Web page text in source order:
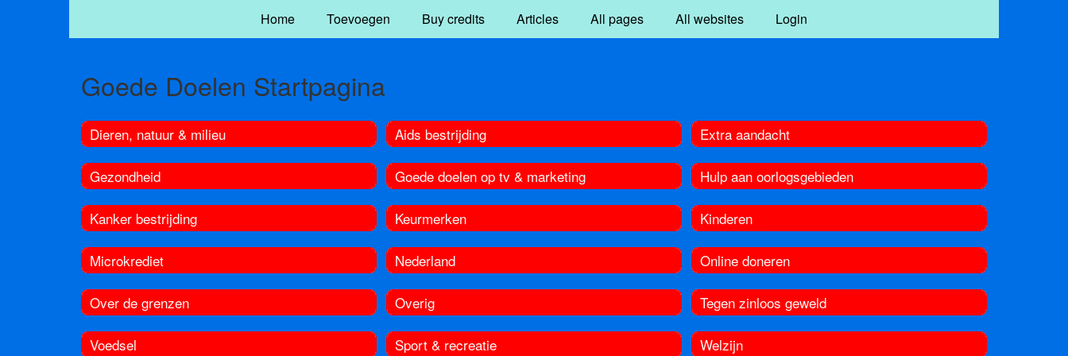
Home Toevoegen Buy credits Articles All pages All websites Login
Goede Doelen Startpagina
Dieren, natuur & milieu
Gezondheid
Kanker bestrijding
Microkrediet
Over de grenzen
Voedsel
Aids bestrijding
Goede doelen op tv & marketing
Keurmerken
Nederland
Overig
Sport & recreatie
Extra aandacht
Hulp aan oorlogsgebieden
Kinderen
Online doneren
Tegen zinloos geweld
Welzijn